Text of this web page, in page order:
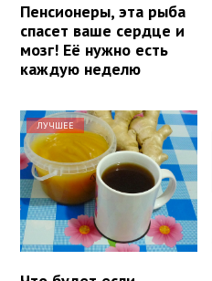
Пенсионеры, эта рыба
спасет ваше сердце и
мозг! Её нужно есть
каждую неделю
ЛУЧШЕЕ